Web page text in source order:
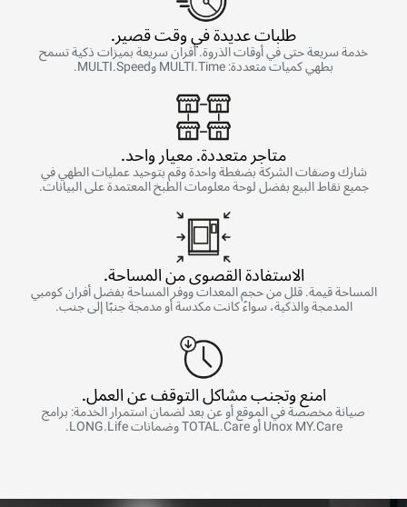
طلبات عديدة في وقت قصير.
خدمة سريعة حتى في أوقات الذروة. أفران سريعة بميزات ذكية تسمح
بطهي كميات متعددة: MULTI.Time وMULTI.Speed.
متاجر متعددة. معيار واحد.
شارك وصفات الشركة بضغطة واحدة وقم بتوحيد عمليات الطهي في
جميع نقاط البيع بفضل لوحة معلومات الطبخ المعتمدة على البيانات.
الاستفادة القصوى من المساحة.
المساحة قيمة. قلل من حجم المعدات ووفر المساحة بفضل أفران كومبي
المدمجة والذكية، سواءً كانت مكدسة أو مدمجة جنبًا إلى جنب.
امنع وتجنب مشاكل التوقف عن العمل.
صيانة مخصصة في الموقع أو عن بعد لضمان استمرار الخدمة: برامج
Unox MY.Care أو TOTAL.Care وضمانات LONG.Life.